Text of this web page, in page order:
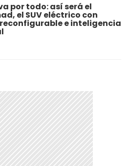
por todo: así será el
el SUV eléctrico con
e inteligencia